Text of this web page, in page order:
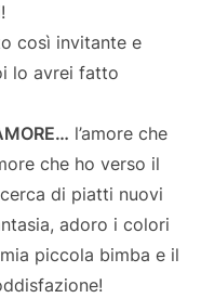
così invitante e
lo avrei fatto
l’amore che
che ho verso il
di piatti nuovi
adoro i colori
piccola bimba e il